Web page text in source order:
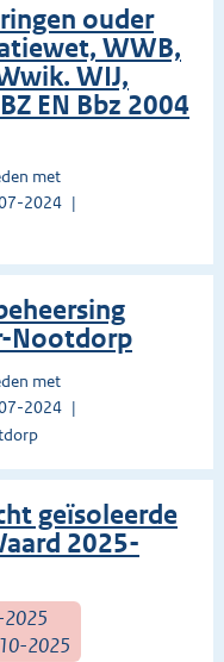
ouder
WWB,
WIJ,
EN Bbz 2004
met
2024
Nootdorp
met
2024
geïsoleerde
2025-
2025
2025